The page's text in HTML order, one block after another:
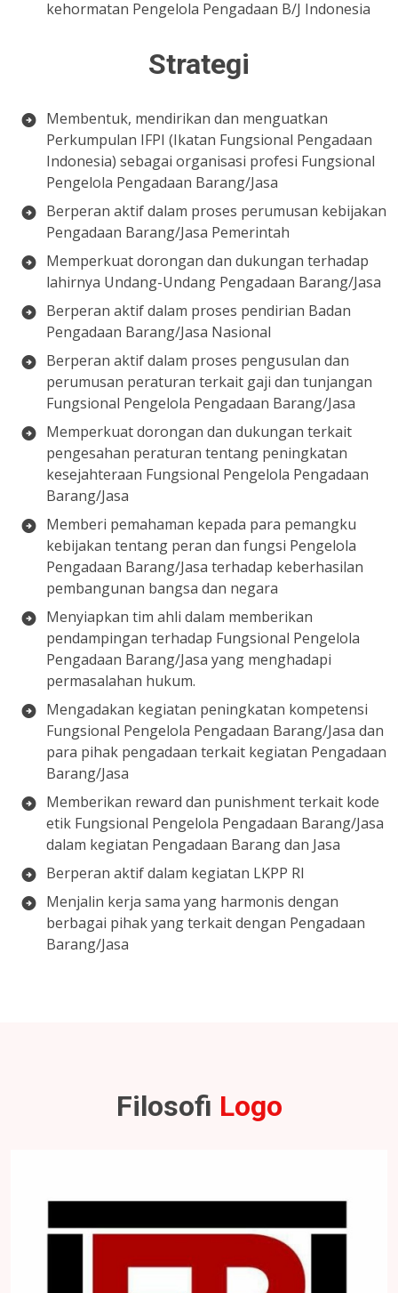
kehormatan Pengelola Pengadaan B/J Indonesia
Strategi
Membentuk, mendirikan dan menguatkan
Perkumpulan IFPI (Ikatan Fungsional Pengadaan
Indonesia) sebagai organisasi profesi Fungsional
Pengelola Pengadaan Barang/Jasa
Berperan aktif dalam proses perumusan kebijakan
Pengadaan Barang/Jasa Pemerintah
Memperkuat dorongan dan dukungan terhadap
lahirnya Undang-Undang Pengadaan Barang/Jasa
Berperan aktif dalam proses pendirian Badan
Pengadaan Barang/Jasa Nasional
Berperan aktif dalam proses pengusulan dan
perumusan peraturan terkait gaji dan tunjangan
Fungsional Pengelola Pengadaan Barang/Jasa
Memperkuat dorongan dan dukungan terkait
pengesahan peraturan tentang peningkatan
kesejahteraan Fungsional Pengelola Pengadaan
Barang/Jasa
Memberi pemahaman kepada para pemangku
kebijakan tentang peran dan fungsi Pengelola
Pengadaan Barang/Jasa terhadap keberhasilan
pembangunan bangsa dan negara
Menyiapkan tim ahli dalam memberikan
pendampingan terhadap Fungsional Pengelola
Pengadaan Barang/Jasa yang menghadapi
permasalahan hukum.
Mengadakan kegiatan peningkatan kompetensi
Fungsional Pengelola Pengadaan Barang/Jasa dan
para pihak pengadaan terkait kegiatan Pengadaan
Barang/Jasa
Memberikan reward dan punishment terkait kode
etik Fungsional Pengelola Pengadaan Barang/Jasa
dalam kegiatan Pengadaan Barang dan Jasa
Berperan aktif dalam kegiatan LKPP RI
Menjalin kerja sama yang harmonis dengan
berbagai pihak yang terkait dengan Pengadaan
Barang/Jasa
Filosofi Logo